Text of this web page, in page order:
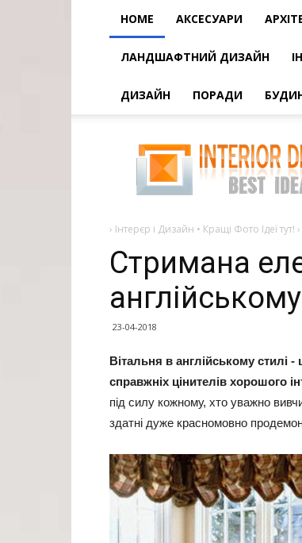
HOME АКСЕСУАРИ
ЛАНДШАФТНИЙ ДИЗАЙН
ДИЗАЙН ПОРАДИ
елегантність
вітальні
англійському
стилі
› Інтерєр і Дизайн • Кращі Фото Ідеї тут! ›
Стримана
23-04-2018
Вітальня в англійському стилі
справжніх цінителів хорошого
під силу кожному, хто уважно
здатні дуже красномовно